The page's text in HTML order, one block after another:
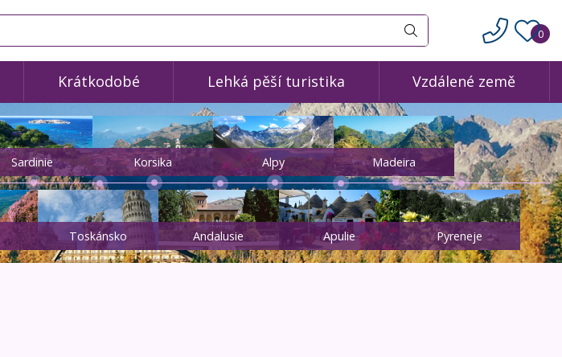
Vyhledat
0
Krátkodobé Lehká pěší turistika Vzdálené země
Sardinie Korsika Alpy Madeira
Toskánsko Andalusie Apulie Pyreneje